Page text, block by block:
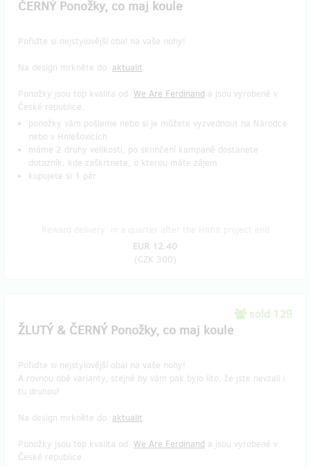
ČERNÝ Ponožky, co maj koule
Pořiďte si nejstylovější obal na vaše nohy!
Na design mrkněte do aktualit.
Ponožky jsou top kvalita od We Are Ferdinand a jsou vyrobené v
České republice.
ponožky vám pošleme nebo si je můžete vyzvednout na Národce
nebo v Holešovicích
máme 2 druhy velikostí, po skončení kampaně dostanete
dotazník, kde zaškrtnete, o kterou máte zájem
kupujete si 1 pár
EUR 12.40
(CZK 300)
sold 129
ŽLUTÝ & ČERNÝ Ponožky, co maj koule
Pořiďte si nejstylovější obal na vaše nohy!
A rovnou obě varianty, stejně by vám pak bylo líto, že jste nevzali i
tu druhou!
Na design mrkněte do aktualit.
Ponožky jsou top kvalita od We Are Ferdinand a jsou vyrobené v
České republice.